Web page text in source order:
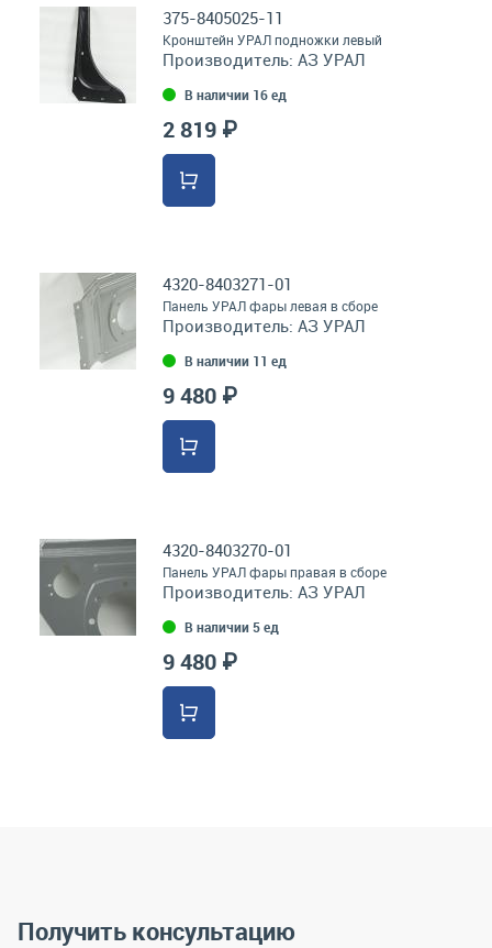
375-8405025-11
Кронштейн УРАЛ подножки левый
Производитель: АЗ УРАЛ
В наличии 16 ед
2 819 ₽
4320-8403271-01
Панель УРАЛ фары левая в сборе
Производитель: АЗ УРАЛ
В наличии 11 ед
9 480 ₽
4320-8403270-01
Панель УРАЛ фары правая в сборе
Производитель: АЗ УРАЛ
В наличии 5 ед
9 480 ₽
Получить консультацию